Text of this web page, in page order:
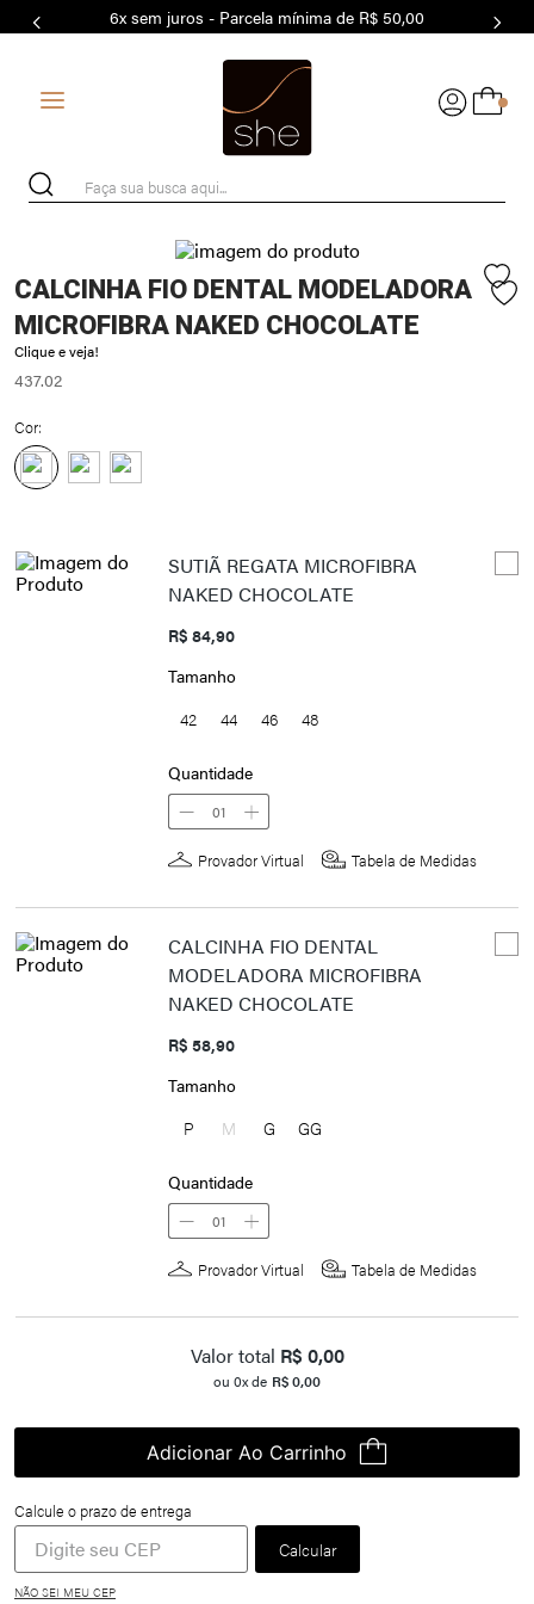
6x sem juros - Parcela mínima de R$ 50,00
0
Faça sua busca aqui...
CALCINHA FIO DENTAL MODELADORA
MICROFIBRA NAKED CHOCOLATE
Clique e veja!
437.02
Cor:
SUTIÃ REGATA MICROFIBRA
NAKED CHOCOLATE
R$ 84,90
Tamanho
42
44 46 48
Quantidade
01
Provador Virtual Tabela de Medidas
CALCINHA FIO DENTAL
MODELADORA MICROFIBRA
NAKED CHOCOLATE
R$ 58,90
Tamanho
P
M G GG
Quantidade
01
Provador Virtual Tabela de Medidas
Valor total R$ 0,00
ou 0x de R$0,00
Adicionar Ao Carrinho
NÃO SEI MEU CEP
7º MODAL